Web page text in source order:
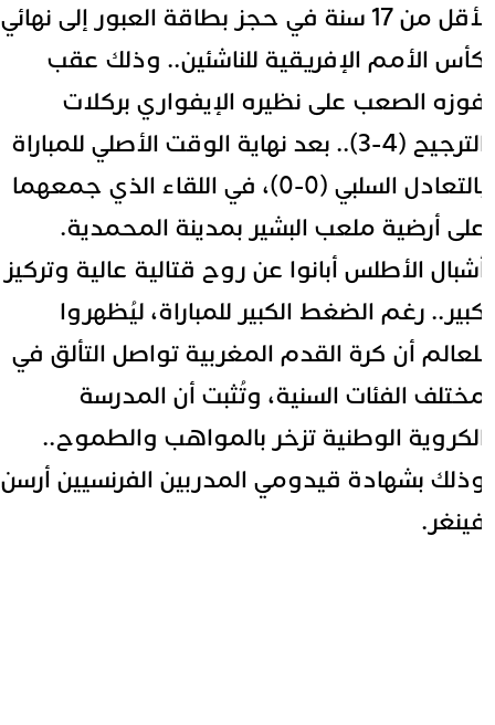
لأقل من 17 سنة في حجز بطاقة العبور إلى نهائي
الأمم الإفريقية للناشئين.. وذلك عقب
الصعب على نظيره الإيفواري بركلات
الترجيح (4-3).. بعد نهاية الوقت الأصلي للمباراة
بالتعادل السلبي (0-0)، في اللقاء الذي جمعهما
أرضية ملعب البشير بمدينة المحمدية.
الأطلس أبانوا عن روح قتالية عالية وتركيز
رغم الضغط الكبير للمباراة، ليُظهروا
أن كرة القدم المغربية تواصل التألق في
الفئات السنية، وتُثبت أن المدرسة
الوطنية تزخر بالمواهب والطموح..
بشهادة قيدومي المدربين الفرنسيين أرسن